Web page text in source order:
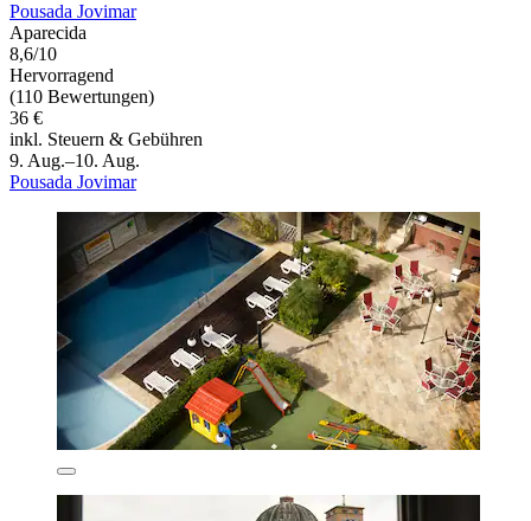
Pousada Jovimar
Aparecida
8,6/10
Hervorragend
(110 Bewertungen)
36 €
inkl. Steuern & Gebühren
9. Aug.–10. Aug.
Pousada Jovimar